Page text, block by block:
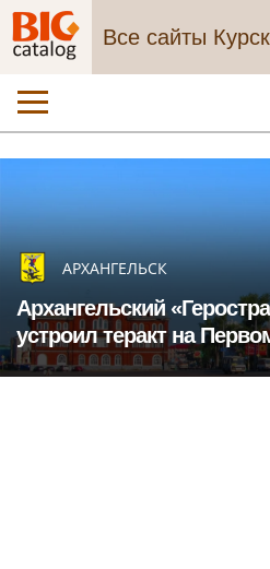
Все сайты
АРХАНГЕЛЬСК
Архангельский
устроил теракт на